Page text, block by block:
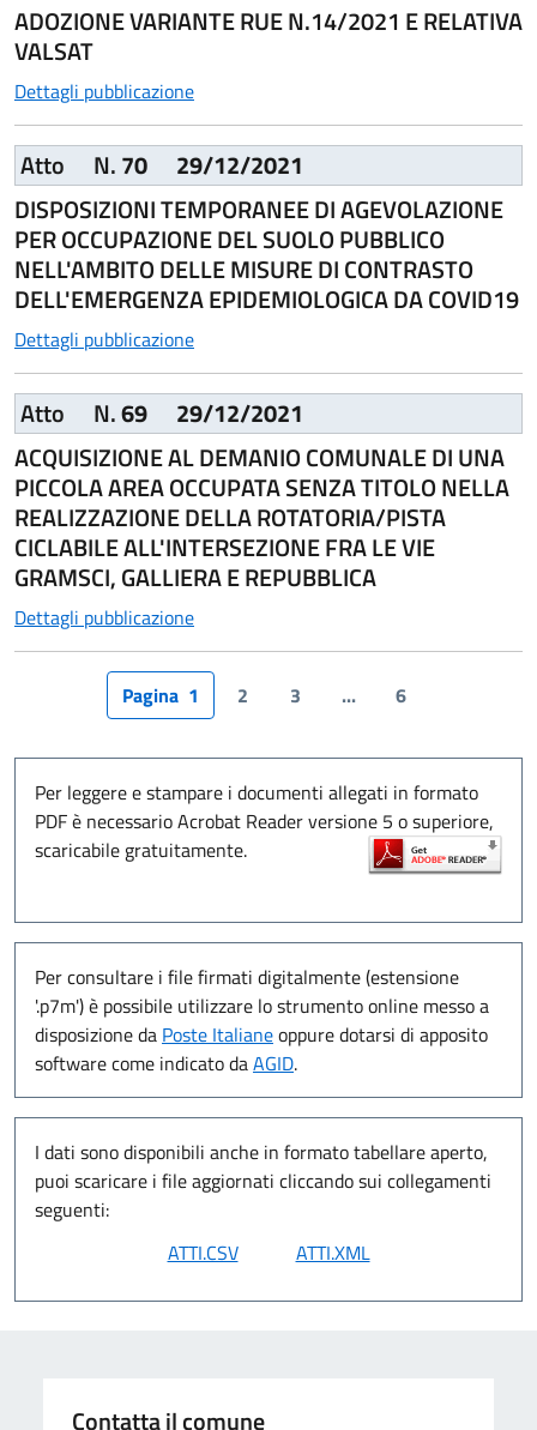
ADOZIONE VARIANTE RUE N.14/2021 E RELATIVA
VALSAT
Dettagli pubblicazione
Atto N.70
29/12/2021
DISPOSIZIONI TEMPORANEE DI AGEVOLAZIONE
PER OCCUPAZIONE DEL SUOLO PUBBLICO
NELL'AMBITO DELLE MISURE DI CONTRASTO
DELL'EMERGENZA EPIDEMIOLOGICA DA COVID19
Dettagli pubblicazione
Atto N.69
29/12/2021
ACQUISIZIONE AL DEMANIO COMUNALE DI UNA
PICCOLA AREA OCCUPATA SENZA TITOLO NELLA
REALIZZAZIONE DELLA ROTATORIA/PISTA
CICLABILE ALL'INTERSEZIONE FRA LE VIE
GRAMSCI, GALLIERA E REPUBBLICA
Dettagli pubblicazione
Pagina 1
Per leggere e stampare i documenti allegati in formato
PDF è necessario Acrobat Reader versione 5 o superiore,
scaricabile gratuitamente.
Per consultare i file firmati digitalmente (estensione
'.p7m') è possibile utilizzare lo strumento online messo a
disposizione da Poste Italianeoppure dotarsi di apposito
software come indicato daAGID.
I dati sono disponibili anche in formato tabellare aperto,
puoi scaricare i file aggiornati cliccando sui collegamenti
seguenti:
Contatta il comune